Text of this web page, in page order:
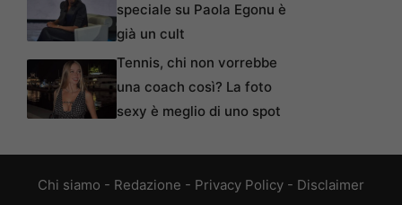
speciale su Paola Egonu è
già un cult
Tennis, chi non vorrebbe
una coach così? La foto
sexy è meglio di uno spot
Chi siamo - Redazione - Privacy Policy - Disclaimer